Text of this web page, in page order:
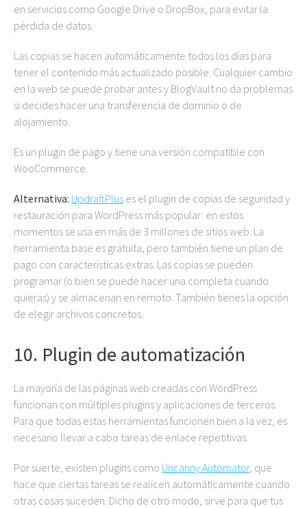
en servicios como Google Drive o DropBox, para evitar la
pérdida de datos.
Las copias se hacen automáticamente todos los días para
tener el contenido más actualizado posible. Cualquier cambio
en la web se puede probar antes y BlogVault no da problemas
si decides hacer una transferencia de dominio o de
alojamiento.
Es un plugin de pago y tiene una versión compatible con
WooCommerce.
Alternativa: UpdraftPlus es el plugin de copias de seguridad y
restauración para WordPress más popular: en estos
momentos se usa en más de 3 millones de sitios web. La
herramienta base es gratuita, pero también tiene un plan de
pago con características extras. Las copias se pueden
programar (o bien se puede hacer una completa cuando
quieras) y se almacenan en remoto. También tienes la opción
de elegir archivos concretos.
10. Plugin de automatización
La mayoría de las páginas web creadas con WordPress
funcionan con múltiples plugins y aplicaciones de terceros.
Para que todas estas herramientas funcionen bien a la vez, es
necesario llevar a cabo tareas de enlace repetitivas.
Por suerte, existen plugins como Uncanny Automator, que
hace que ciertas tareas se realicen automáticamente cuando
otras cosas suceden. Dicho de otro modo, sirve para que tus